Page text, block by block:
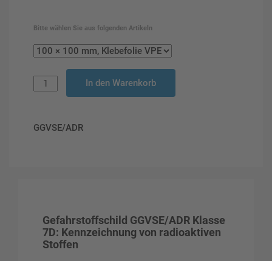
Bitte wählen Sie aus folgenden Artikeln
In den Warenkorb
GGVSE/ADR
Gefahrstoffschild GGVSE/ADR Klasse
7D: Kennzeichnung von radioaktiven
Stoffen